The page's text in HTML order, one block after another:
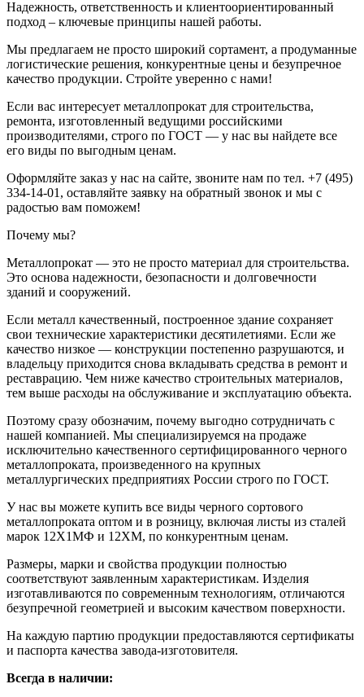
Надежность, ответственность и клиентоориентированный
подход – ключевые принципы нашей работы.
Мы предлагаем не просто широкий сортамент, а продуманные
логистические решения, конкурентные цены и безупречное
качество продукции. Стройте уверенно с нами!
Если вас интересует металлопрокат для строительства,
ремонта, изготовленный ведущими российскими
производителями, строго по ГОСТ — у нас вы найдете все
его виды по выгодным ценам.
Оформляйте заказ у нас на сайте, звоните нам по тел. +7 (495)
334-14-01, оставляйте заявку на обратный звонок и мы с
радостью вам поможем!
Почему мы?
Металлопрокат — это не просто материал для строительства.
Это основа надежности, безопасности и долговечности
зданий и сооружений.
Если металл качественный, построенное здание сохраняет
свои технические характеристики десятилетиями. Если же
качество низкое — конструкции постепенно разрушаются, и
владельцу приходится снова вкладывать средства в ремонт и
реставрацию. Чем ниже качество строительных материалов,
тем выше расходы на обслуживание и эксплуатацию объекта.
Поэтому сразу обозначим, почему выгодно сотрудничать с
нашей компанией. Мы специализируемся на продаже
исключительно качественного сертифицированного черного
металлопроката, произведенного на крупных
металлургических предприятиях России строго по ГОСТ.
У нас вы можете купить все виды черного сортового
металлопроката оптом и в розницу, включая листы из сталей
марок 12Х1МФ и 12ХМ, по конкурентным ценам.
Размеры, марки и свойства продукции полностью
соответствуют заявленным характеристикам. Изделия
изготавливаются по современным технологиям, отличаются
безупречной геометрией и высоким качеством поверхности.
На каждую партию продукции предоставляются сертификаты
и паспорта качества завода-изготовителя.
Всегда в наличии: